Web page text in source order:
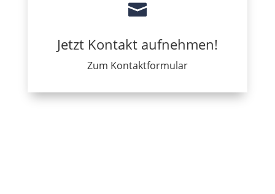

Jetzt Kontakt aufnehmen!
Zum Kontaktformular